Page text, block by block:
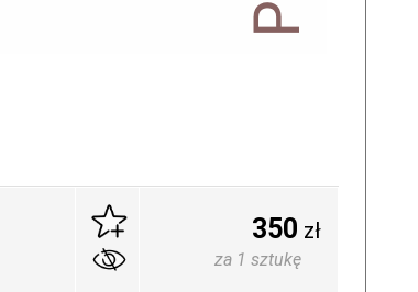
350 zł
za 1 sztukę